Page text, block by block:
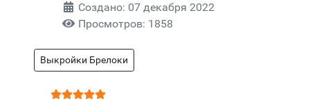
Создано: 07 декабря 2022
Просмотров: 1858
Выкройки Брелоки